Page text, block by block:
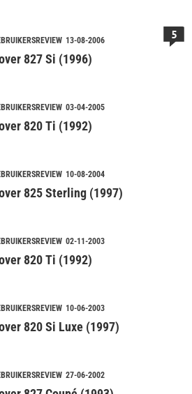
13-08-2006
827 Si (1996)
5
03-04-2005
820 Ti (1992)
10-08-2004
825 Sterling (1997)
02-11-2003
820 Ti (1992)
10-06-2003
820 Si Luxe (1997)
27-06-2002